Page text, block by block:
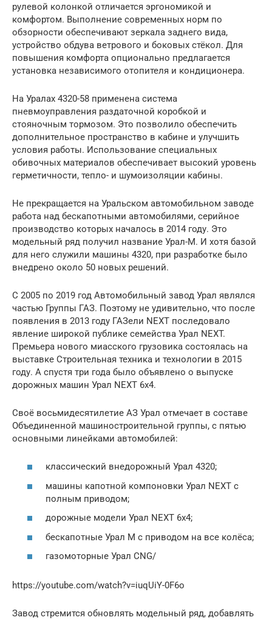
рулевой колонкой отличается эргономикой и
комфортом. Выполнение современных норм по
обзорности обеспечивают зеркала заднего вида,
устройство обдува ветрового и боковых стёкол. Для
повышения комфорта опционально предлагается
установка независимого отопителя и кондиционера.
На Уралах 4320-58 применена система
пневмоуправления раздаточной коробкой и
стояночным тормозом. Это позволило обеспечить
дополнительное пространство в кабине и улучшить
условия работы. Использование специальных
обивочных материалов обеспечивает высокий уровень
герметичности, тепло- и шумоизоляции кабины.
Не прекращается на Уральском автомобильном заводе
работа над бескапотными автомобилями, серийное
производство которых началось в 2014 году. Это
модельный ряд получил название Урал-М. И хотя базой
для него служили машины 4320, при разработке было
внедрено около 50 новых решений.
С 2005 по 2019 год Автомобильный завод Урал являлся
частью Группы ГАЗ. Поэтому не удивительно, что после
появления в 2013 году ГАЗели NEXT последовало
явление широкой публике семейства Урал NEXT.
Премьера нового миасского грузовика состоялась на
выставке Строительная техника и технологии в 2015
году. А спустя три года было объявлено о выпуске
дорожных машин Урал NEXT 6х4.
Своё восьмидесятилетие АЗ Урал отмечает в составе
Объединенной машиностроительной группы, с пятью
основными линейками автомобилей:
классический внедорожный Урал 4320;
машины капотной компоновки Урал NEXT с
полным приводом;
дорожные модели Урал NEXT 6х4;
бескапотные Урал М с приводом на все колёса;
газомоторные Урал CNG/
https://youtube.com/watch?v=iuqUiY-0F6o
Завод стремится обновлять модельный ряд, добавлять